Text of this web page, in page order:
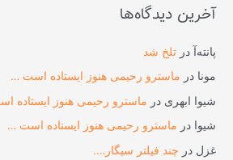
ج
ا
ی
:
آخرین دیدگاه‌ها
پانته‌آ درتلخ شد
مونا در ماسترو رحیمی هنوز ایستاده است …
شیوا ابهری در ماسترو رحیمی هنوز ایستاده
شیوا در ماسترو رحیمی هنوز ایستاده است …
غزل در چند فیلتر سیگار….